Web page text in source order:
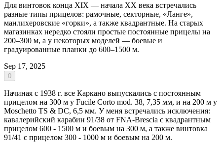
Для винтовок конца XIX — начала XX века встречались
разные типы прицелов: рамочные, секторные, «Ланге»,
манлихеровские «горки», а также квадрантные. На старых
магазинках нередко стояли простые постоянные прицелы на
200–300 м, а у некоторых моделей — боевые и
градуированные планки до 600–1500 м.
Sep 17, 2025
0
Начиная с 1938 г. все Каркано выпускались с постоянным
прицелом на 300 м у Fucile Corto mod. 38, 7,35 мм, и на 200 м у
Moschetto TS & DC, 6,5 мм. У меня встречались исключения:
кавалерийский карабин 91/38 от FNA-Brescia с квадрантным
прицелом 600 - 1500 м и боевым на 300 м, а также винтовка
91/41 с прицелом 300 - 1000 м и боевым на 200 м.